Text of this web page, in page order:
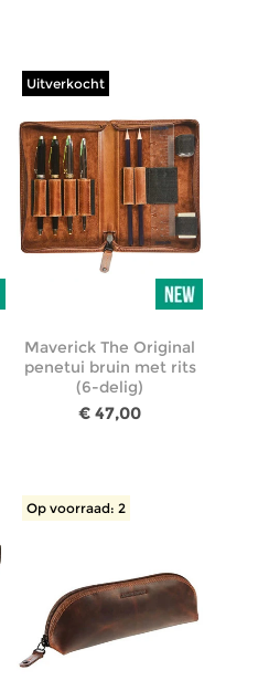
Uitverkocht
Maverick The Original
penetui bruin met rits
(6-delig)
€ 47,00
Op voorraad: 2